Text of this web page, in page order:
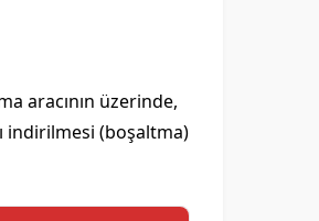
aracının üzerinde,
indirilmesi (boşaltma)